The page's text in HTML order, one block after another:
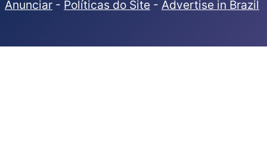
Anunciar - Políticas do Site - Advertise in Brazil